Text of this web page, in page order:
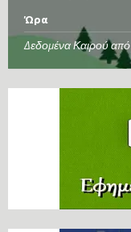
Ώρα
Δεδομένα Καιρού από